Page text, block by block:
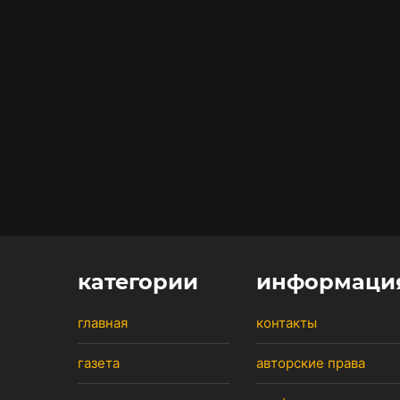
категории
главная
газета
контакты
авторские права